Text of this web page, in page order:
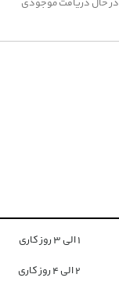
در حال دریافت موجودی
١ الی ۳ روز کاری
۲ الی ۴ روز کاری